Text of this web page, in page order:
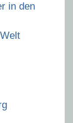
in den